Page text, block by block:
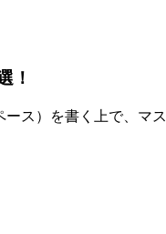
！
ス）を書く上で、マ